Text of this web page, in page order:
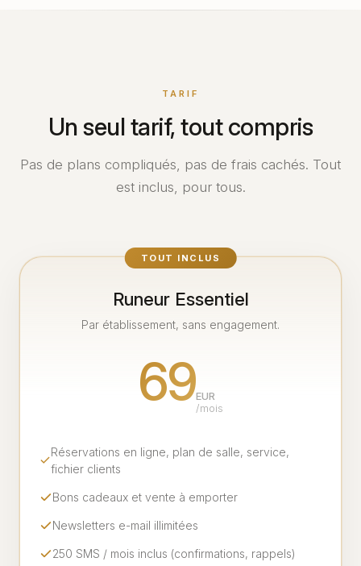
TARIF
Un seul tarif, tout compris
Pas de plans compliqués, pas de frais cachés. Tout
est inclus, pour tous.
TOUT INCLUS
Runeur Essentiel
Par établissement, sans engagement.
69EUR
/mois
Réservations en ligne, plan de salle, service,
fichier clients
Bons cadeaux et vente à emporter
Newsletters e-mail illimitées
250 SMS / mois inclus (confirmations, rappels)